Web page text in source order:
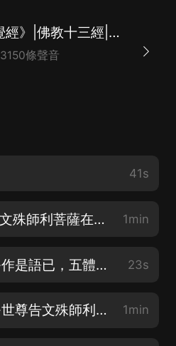
解密《圓覺經》|佛教十三經|宣說如來圓覺的妙理
3150條聲音
41s
001 文殊師利菩薩-文殊師利菩薩在大眾中 1min
002 文殊師利菩薩-作是語已，五體投地 23s
003 文殊師利菩薩-世尊告文殊師利菩薩言 1min